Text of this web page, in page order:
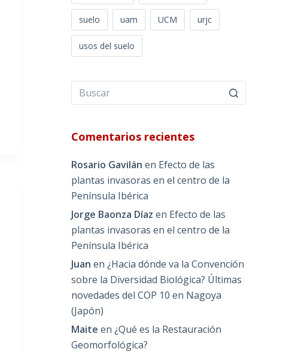
suelo uam UCM urjc
usos del suelo
Comentarios recientes
Rosario Gavilán en Efecto de las
plantas invasoras en el centro de la
Península Ibérica
Jorge Baonza Díaz en Efecto de las
plantas invasoras en el centro de la
Península Ibérica
Juan en¿Hacia dónde va la Convención
sobre la Diversidad Biológica? Últimas
novedades del COP 10 en Nagoya
(Japón)
Maite en¿Qué es la Restauración
Geomorfológica?